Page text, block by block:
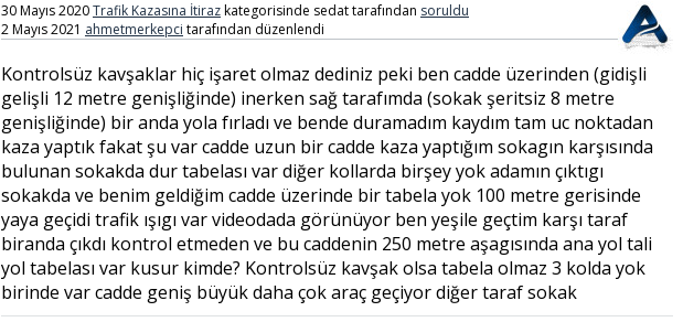
30 Mayıs 2020Trafik Kazasına İtirazkategorisinde sedattarafından soruldu
2 Mayıs 2021 ahmetmerkepci tarafından düzenlendi
Kontrolsüz kavşaklar hiç işaret olmaz dediniz peki ben cadde üzerinden (gidişli
gelişli 12 metre genişliğinde) inerken sağ tarafımda (sokak şeritsiz 8 metre
genişliğinde) bir anda yola fırladı ve bende duramadım kaydım tam uc noktadan
kaza yaptık fakat şu var cadde uzun bir cadde kaza yaptığım sokagın karşısında
bulunan sokakda dur tabelası var diğer kollarda birşey yok adamın çıktıgı
sokakda ve benim geldiğim cadde üzerinde bir tabela yok 100 metre gerisinde
yaya geçidi trafik ışıgı var videodada görünüyor ben yeşile geçtim karşı taraf
biranda çıkdı kontrol etmeden ve bu caddenin 250 metre aşagısında ana yol tali
yol tabelası var kusur kimde? Kontrolsüz kavşak olsa tabela olmaz 3 kolda yok
birinde var cadde geniş büyük daha çok araç geçiyor diğer taraf sokak